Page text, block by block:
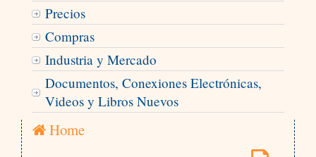
Precios
Compras
Industria y Mercado
Documentos, Conexiones Electrónicas,
Videos y Libros Nuevos
Home